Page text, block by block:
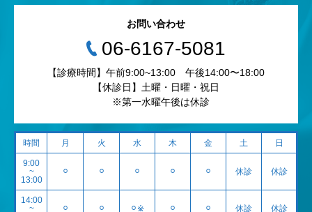
お問い合わせ
‭06-6167-5081‬
【診療時間】午前9:00~13:00 午後14:00〜18:00
【休診日】土曜・日曜・祝日
※第一水曜午後は休診
時間 月 火 水 木 金 土 日
9:00
~
13:00
⚪︎ ⚪︎ ⚪︎ ⚪︎ ⚪︎ 休診 休診
14:00
~
⚪︎ ⚪︎ ⚪︎※ ⚪︎ ⚪︎ 休診 休診